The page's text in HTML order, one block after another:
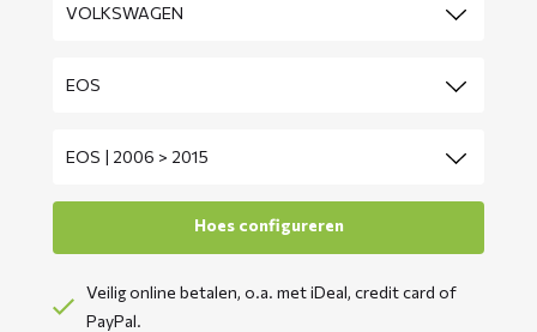
Veilig online betalen, o.a. met iDeal, credit card of
PayPal.